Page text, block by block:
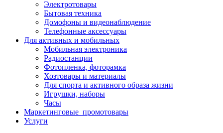
Электротовары
Бытовая техника
Домофоны и видеонаблюдение
Телефонные аксессуары
Для активных и мобильных
Мобильная электроника
Радиостанции
Фотопленка, фоторамка
Хозтовары и материалы
Для спорта и активного образа жизни
Игрушки, наборы
Часы
Маркетинговые_промотовары
Услуги